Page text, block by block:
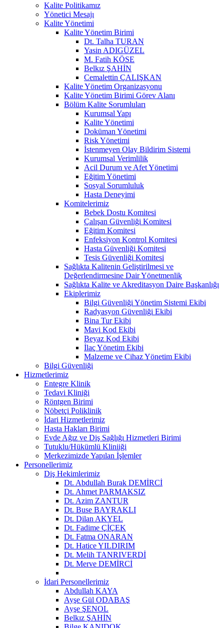
Kalite Politikamız
Yönetici Mesajı
Kalite Yönetimi
Kalite Yönetim Birimi
Dt. Talha TURAN
Yasin ADIGÜZEL
M. Fatih KÖSE
Belkız ŞAHİN
Cemalettin ÇALIŞKAN
Kalite Yönetim Organizasyonu
Kalite Yönetim Birimi Görev Alanı
Bölüm Kalite Sorumluları
Kurumsal Yapı
Kalite Yönetimi
Doküman Yönetimi
Risk Yönetimi
İstenmeyen Olay Bildirim Sistemi
Kurumsal Verimlilik
Acil Durum ve Afet Yönetimi
Eğitim Yönetimi
Sosyal Sorumluluk
Hasta Deneyimi
Komitelerimiz
Bebek Dostu Komitesi
Çalışan Güvenliği Komitesi
Eğitim Komitesi
Enfeksiyon Kontrol Komitesi
Hasta Güvenliği Komitesi
Tesis Güvenliği Komitesi
Sağlıkta Kalitenin Geliştirilmesi ve
Değerlendirmesine Dair Yönetmenlik
Sağlıkta Kalite ve Akreditasyon Daire Başkanlığı
Ekiplerimiz
Bilgi Güvenliği Yönetim Sistemi Ekibi
Radyasyon Güvenliği Ekibi
Bina Tur Ekibi
Mavi Kod Ekibi
Beyaz Kod Ekibi
İlaç Yönetim Ekibi
Malzeme ve Cihaz Yönetim Ekibi
Bilgi Güvenliği
Hizmetlerimiz
Entegre Klinik
Tedavi Kliniği
Röntgen Birimi
Nöbetçi Poliklinik
İdari Hizmetlerimiz
Hasta Hakları Birimi
Evde Ağız ve Diş Sağlığı Hizmetleri Birimi
Tutuklu/Hükümlü Kliniiği
Merkezimizde Yapılan İşlemler
Personellerimiz
Diş Hekimlerimiz
Dt. Abdullah Burak DEMİRCİ
Dt. Ahmet PARMAKSIZ
Dt. Azim ZANTUR
Dt. Buse BAYRAKLI
Dt. Dilan AKYEL
Dt. Fadime ÇİÇEK
Dt. Fatma ONARAN
Dt. Hatice YILDIRIM
Dt. Melih TANRIVERDİ
Dt. Merve DEMİRCİ
İdari Personellerimiz
Abdullah KAYA
Ayşe Gül ODABAŞ
Ayşe ŞENOL
Belkız ŞAHİN